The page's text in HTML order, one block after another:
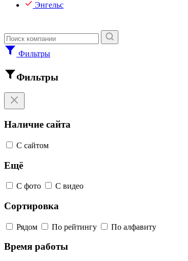
Энгельс
Фильтры
Фильтры
Наличие сайта
С сайтом
Ещё
С фото С видео
Сортировка
Рядом По рейтингу По алфавиту
Время работы